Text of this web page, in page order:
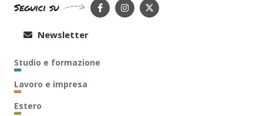
Seguici su
Newsletter
Studio e formazione
Lavoro e impresa
Estero